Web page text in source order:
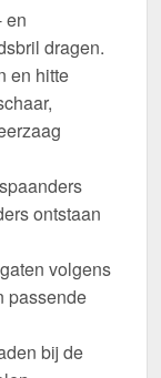
en
dragen.
en hitte
ontstaan
volgens
passende
bij de